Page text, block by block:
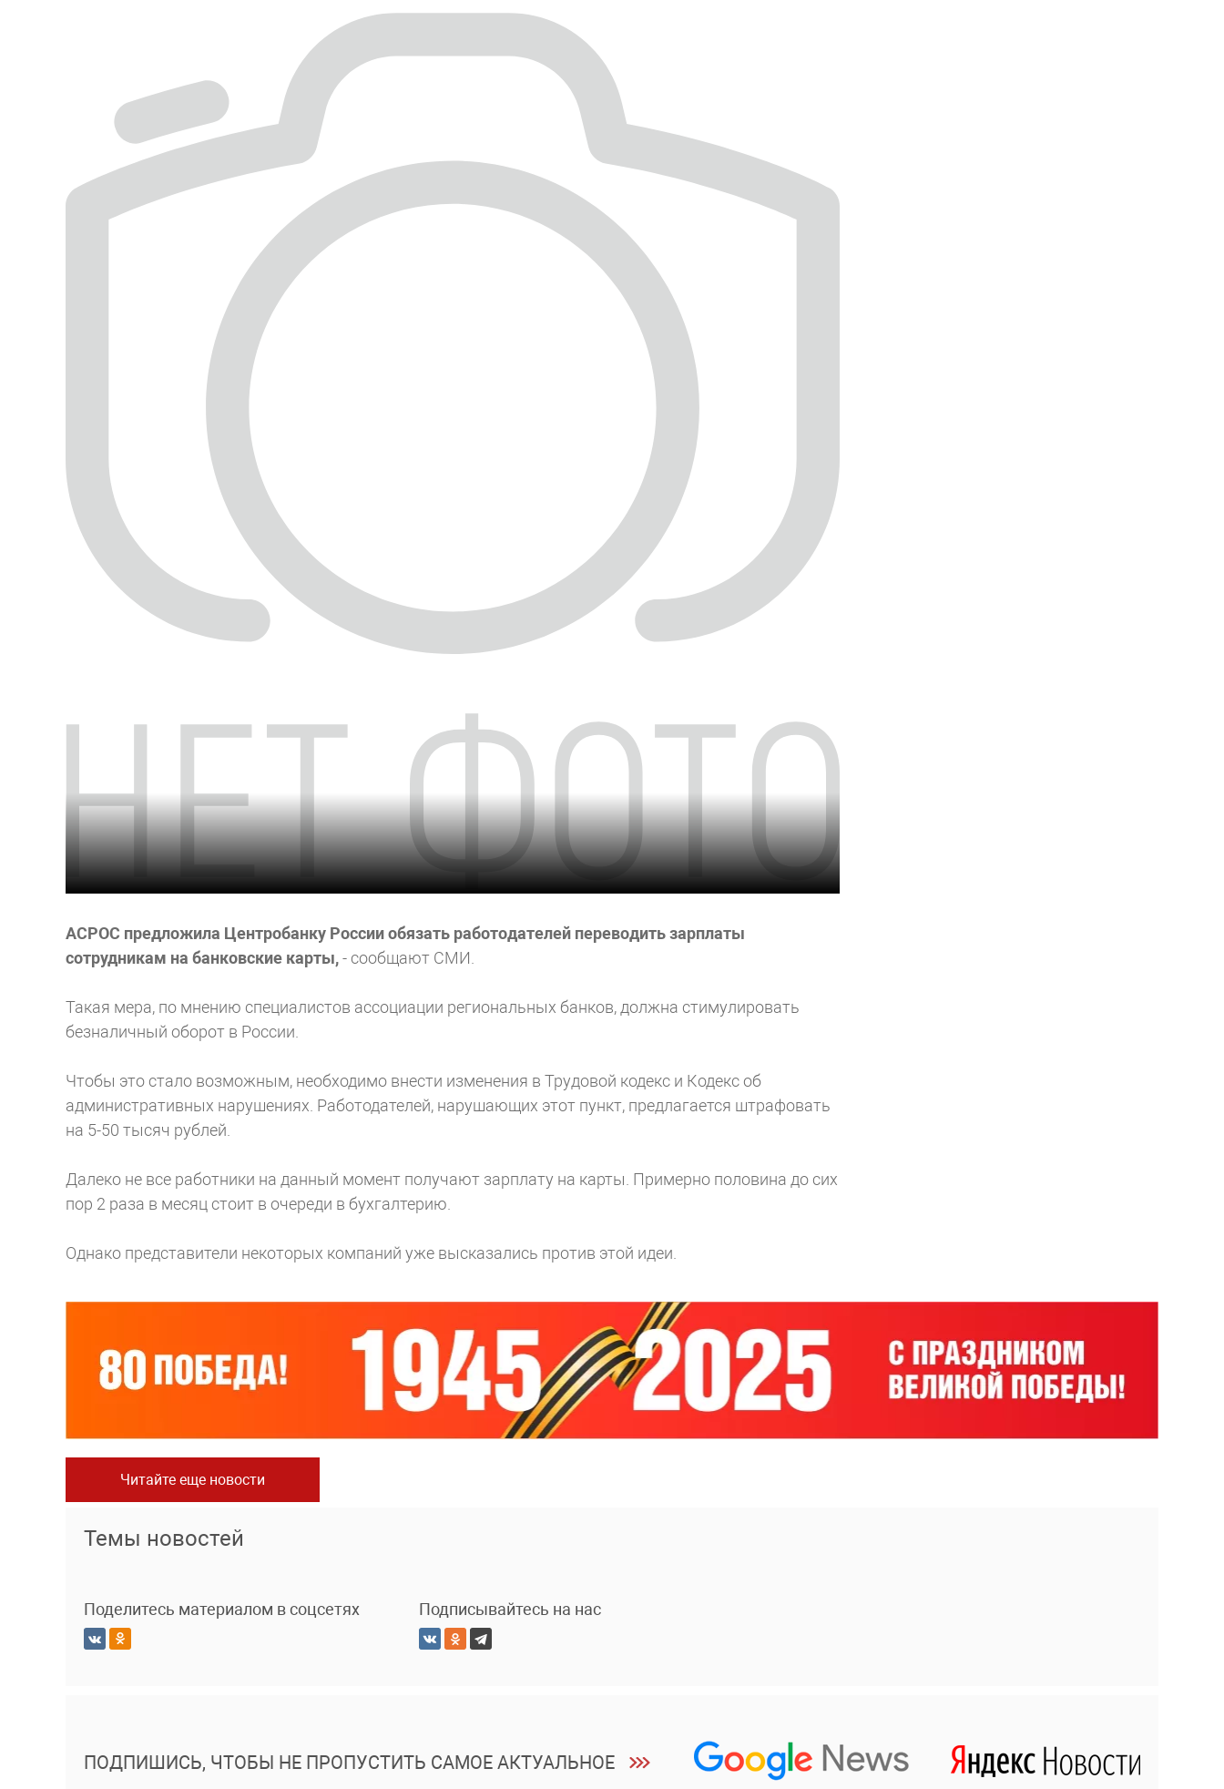
АСРОС предложила Центробанку России обязать работодателей переводить зарплаты
сотрудникам на банковские карты,- сообщают СМИ.
Такая мера, по мнению специалистов ассоциации региональных банков, должна стимулировать
безналичный оборот в России.
Чтобы это стало возможным, необходимо внести изменения в Трудовой кодекс и Кодекс об
административных нарушениях. Работодателей, нарушающих этот пункт, предлагается штрафовать
на 5-50 тысяч рублей.
Далеко не все работники на данный момент получают зарплату на карты. Примерно половина до сих
пор 2 раза в месяц стоит в очереди в бухгалтерию.
Однако представители некоторых компаний уже высказались против этой идеи.
Читайте еще новости
Темы новостей
Поделитесь материалом в соцсетях Подписывайтесь на нас
ПОДПИШИСЬ, ЧТОБЫ НЕ ПРОПУСТИТЬ САМОЕ АКТУАЛЬНОЕ